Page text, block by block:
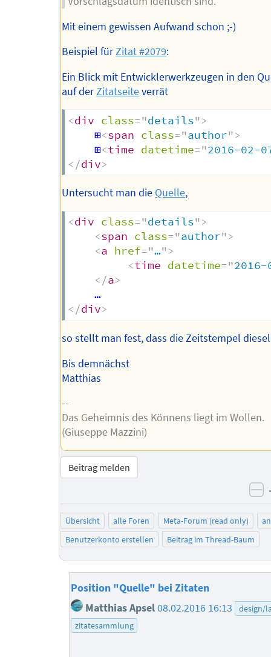
Mit einem gewissen Aufwand schon ;-)
Beispiel fürZitat #2079:
Ein Blick mit Entwicklerwerkzeugen in den
auf derZitatseiteverrät
<div class="details">
    ⊞
<span class="author">
    ⊞
<time datetime="2016-02-
</div>
Untersucht man die Quelle,
<div class="details">
<span class="author">
<a href="…">
<time datetime="2016-
</a>
    …
</div>
so stellt man fest, dass die Zeitstempel
Bis demnächst
Matthias
--
Das Geheimnis des Könnens liegt im Wollen.
(Giuseppe Mazzini)
Beitrag melden
Übersicht alle Foren Meta-Forum (read only)
Benutzerkonto erstellen
Beitrag im Thread-Baum
Position "Quelle" bei Zitaten
Matthias Apsel08.02.2016 16:13
design/
zitatesammlung